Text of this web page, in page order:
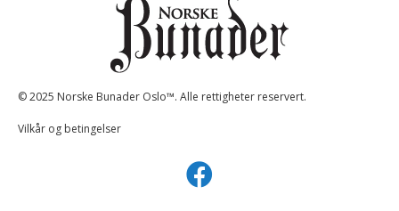
© 2025 Norske Bunader Oslo™. Alle rettigheter reservert.
Vilkår og betingelser